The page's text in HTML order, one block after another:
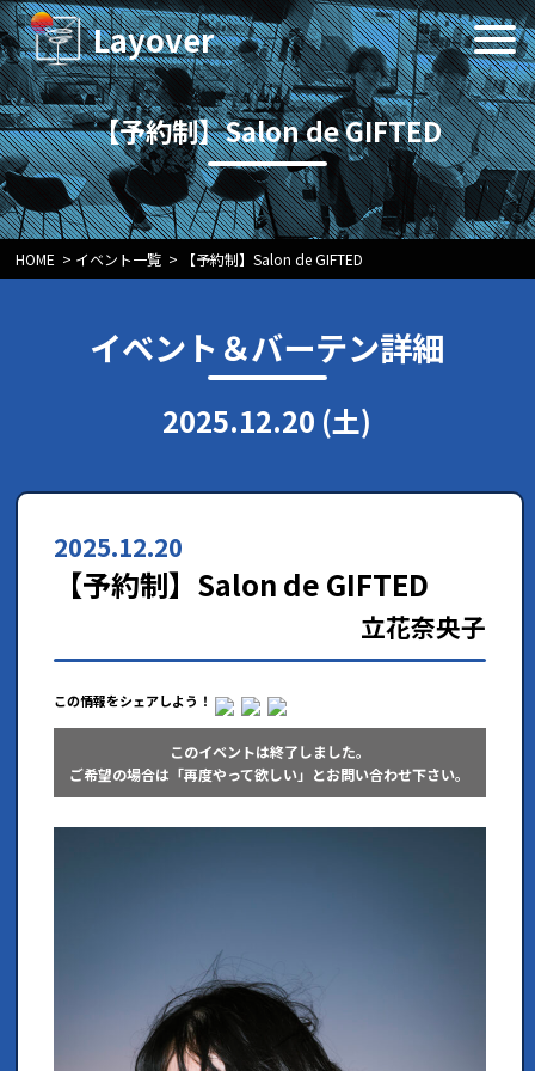
Layover
【予約制】Salon de GIFTED
HOME > イベント一覧 > 【予約制】Salon de GIFTED
イベント＆バーテン詳細
2025.12.20 (土)
2025.12.20
【予約制】Salon de GIFTED
立花奈央子
この情報をシェアしよう！
このイベントは終了しました。
ご希望の場合は「再度やって欲しい」とお問い合わせ下さい。